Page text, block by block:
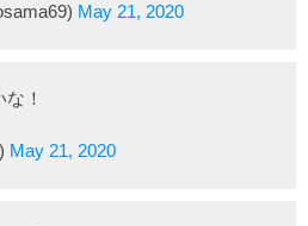
May 21, 2020
！
May 21, 2020